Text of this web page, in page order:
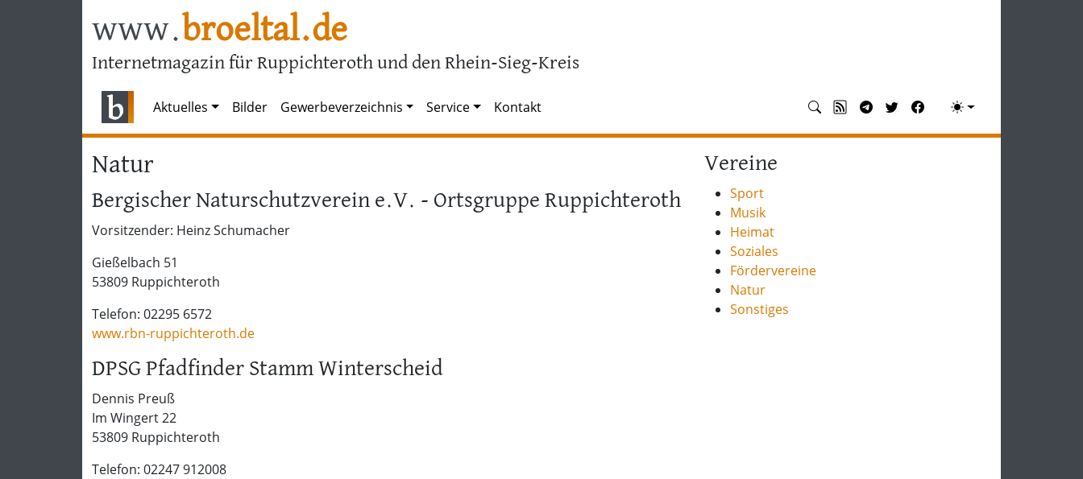
www.broeltal.de
Internetmagazin für Ruppichteroth und den Rhein-Sieg-Kreis
Aktuelles Bilder Gewerbeverzeichnis Service Kontakt
Natur
Bergischer Naturschutzverein e.V. - Ortsgruppe Ruppichteroth
Vorsitzender: Heinz Schumacher
Gießelbach 51
53809 Ruppichteroth
Telefon: 02295 6572
www.rbn-ruppichteroth.de
DPSG Pfadfinder Stamm Winterscheid
Dennis Preuß
Im Wingert 22
53809 Ruppichteroth
Telefon: 02247 912008
Vereine
Sport
Musik
Heimat
Soziales
Fördervereine
Natur
Sonstiges